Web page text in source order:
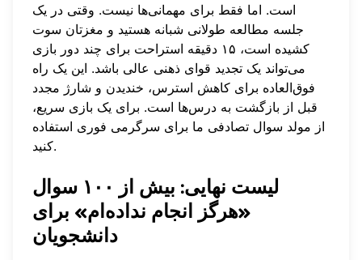
است. اما فقط برای مهمانی‌ها نیست. وقتی در یک
جلسه مطالعه طولانی شبانه هستید و مغزتان سوت
کشیده است، ۱۵ دقیقه استراحت برای چند دور بازی
می‌تواند یک تجدید قوای ذهنی عالی باشد. این یک راه
فوق‌العاده برای کاهش استرس، خندیدن و شارژ مجدد
قبل از بازگشت به درس‌ها است. برای یک بازی سریع،
از مولد سوال تصادفی ما برای سرگرمی فوری استفاده
کنید.
لیست نهایی: بیش از ۱۰۰ سوال
«هرگز انجام نداده‌ام» برای
دانشجویان